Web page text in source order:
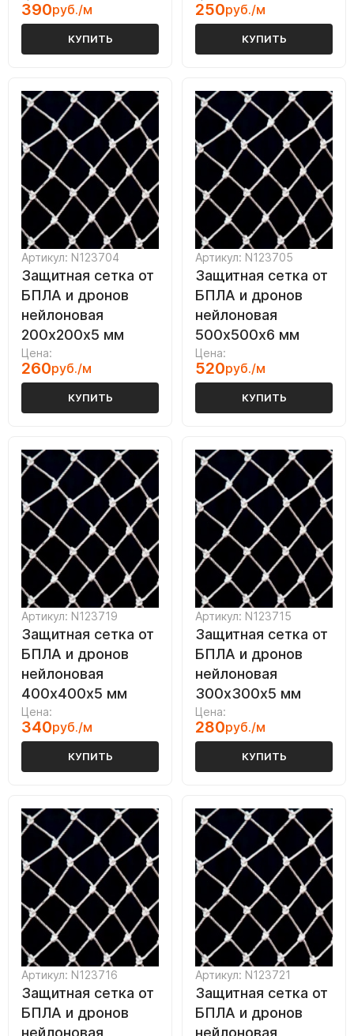
390руб./м
КУПИТЬ
250руб./м
КУПИТЬ
Артикул: N123704
Защитная сетка от
БПЛА и дронов
нейлоновая
200х200х5 мм
Цена:
260руб./м
КУПИТЬ
Артикул: N123705
Защитная сетка от
БПЛА и дронов
нейлоновая
500х500х6 мм
Цена:
520руб./м
КУПИТЬ
Артикул: N123719
Защитная сетка от
БПЛА и дронов
нейлоновая
400х400х5 мм
Цена:
340руб./м
КУПИТЬ
Артикул: N123715
Защитная сетка от
БПЛА и дронов
нейлоновая
300х300х5 мм
Цена:
280руб./м
КУПИТЬ
Артикул: N123716
Защитная сетка от
БПЛА и дронов
Артикул: N123721
Защитная сетка от
БПЛА и дронов